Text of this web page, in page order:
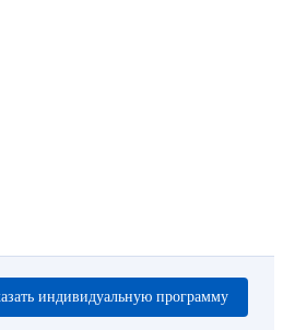
индивидуальную программу